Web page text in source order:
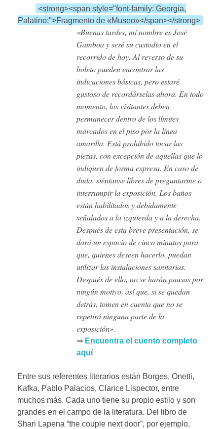
<strong><span style="font-family: Georgia,
Palatino;">Fragmento de «Museo»</span></strong>
«Buenas tardes, mi nombre es José
Gamboa y seré su custodio en el
recorrido de hoy. Al reverso de su
boleto pueden encontrar las
indicaciones básicas, pero estaré
gustoso de recordárselas ahora. En todo
momento, los visitantes deben
permanecer dentro de los límites
marcados en el piso por la línea
amarilla. Está prohibido tocar las
piezas, con excepción de aquellas que lo
indiquen de forma expresa. En caso de
duda, siéntanse libres de preguntarme o
interrumpir la exposición. Los baños
están habilitados y debidamente
señalados a la izquierda y a la derecha.
Después de esta breve presentación, se
dará un espacio de cinco minutos para
que, quienes deseen hacerlo, puedan
utilizar las instalaciones sanitarias.
Después de ello, no se harán pausas por
ningún motivo, así que, si se quedan
detrás, tomen en cuenta que no se
repetirá ninguna parte de la
exposición».
⇒ Encuentra el cuento completo
aquí
Entre sus referentes literarios están Borges, Onetti,
Kafka, Pablo Palacios, Clarice Lispector, entre
muchos más. Cada uno tiene su propio estilo y son
grandes en el campo de la literatura. Del libro de
Shari Lapena “the couple next door”, por ejemplo,